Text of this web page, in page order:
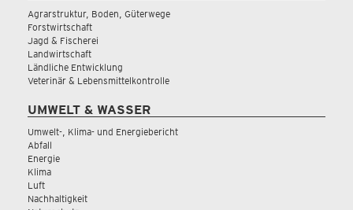
Agrarstruktur, Boden, Güterwege
Forstwirtschaft
Jagd & Fischerei
Landwirtschaft
Ländliche Entwicklung
Veterinär & Lebensmittelkontrolle
UMWELT & WASSER
Umwelt-, Klima- und Energiebericht
Abfall
Energie
Klima
Luft
Nachhaltigkeit